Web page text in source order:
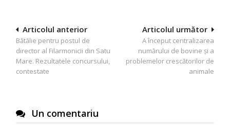
Navigare
în
articole
Articolul următor
A început centralizarea
numărului de bovine și a
problemelor crescătorilor de
animale
Articolul anterior
Bătălie pentru postul de
director al Filarmonicii din Satu
Mare. Rezultatele concursului,
contestate
Un comentariu